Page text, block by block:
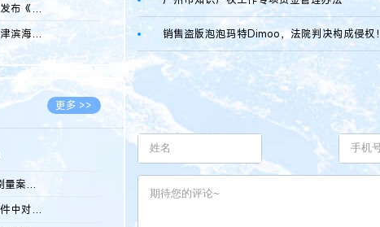
中国知识产权研究会发布《2025年度中国企业海外知识产权纠纷调查...
2026.08.07
天津高院关于调整天津滨海高新技术产业开发区华苑科技园一审普通...
2026.08.07
更多 >>
淘宝“B站推荐”店铺刷量案维持原判，两被告连带赔偿150万元
专利诉前行为保全案件中对仿制药申请人曾作出三类声明的考量及违...
销售盗版泡泡玛特Dimoo，法院判决构成侵权！